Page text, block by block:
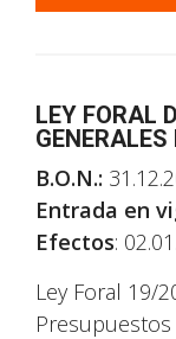
LEY FORAL
B.O.N.:
Entrada en
Efectos:
Ley Foral 19/